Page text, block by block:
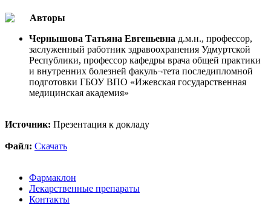
Авторы
Чернышова Татьяна Евгеньевна д.м.н., профессор,
заслуженный работник здравоохранения Удмуртской
Республики, профессор кафедры врача общей практики
и внутренних болезней факуль¬тета последипломной
подготовки ГБОУ ВПО «Ижевская государственная
медицинская академия»
Источник: Презентация к докладу
Файл: Скачать
Фармаклон
Лекарственные препараты
Контакты